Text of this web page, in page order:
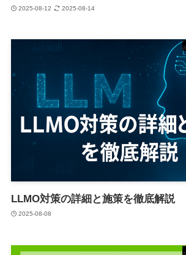
2025-08-12 2025-08-14
LLMO対策の詳細と施策を徹底解説
2025-08-08